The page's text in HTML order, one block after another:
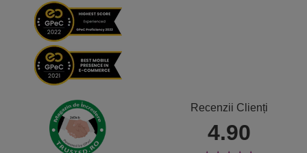
Recenzii Clienți
4.90